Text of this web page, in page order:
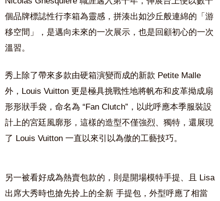
個品牌標誌性行李箱為靈感，拼湊出如沙丘般連綿的「游
移空間」，是邁向未來的一次展示，也是回顧初心的一次
溫習。
秀上除了帶來多款由硬箱演變而成的新款 Petite Malle
外，Louis Vuitton 更是極具挑戰性地將帆布和皮革拗成扇
形形狀手袋，命名為 “Fan Clutch”，以此呼應本季服裝設
計上的宮廷風廓形，這樣的造型不僅強烈、獨特，還展現
了 Louis Vuitton 一直以來引以為傲的工藝技巧。
另一被看好成為熱賣包款的，則是開場模特手提、且 Lisa
出席大秀時也搶先拎上的全新 手提包，外型呼應了相當